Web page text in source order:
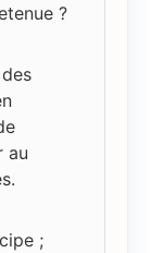
?
au
;